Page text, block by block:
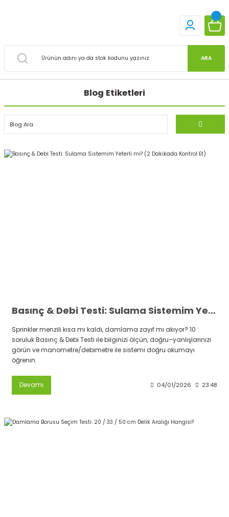
ARA
Blog Etiketleri
Basınç & Debi Testi: Sulama Sistemim Yeterli mi? (2 Dakikada Kontrol Et)
Sprinkler menzili kısa mı kaldı, damlama zayıf mı akıyor? 10
soruluk Basınç & Debi Testi ile bilginizi ölçün, doğru–yanlışlarınızı
görün ve manometre/debimetre ile sistemi doğru okumayı
öğrenin.
Devamı 04/01/2026 23:48